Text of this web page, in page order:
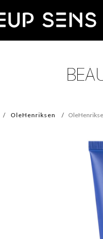
Catégories
OleHenriksen